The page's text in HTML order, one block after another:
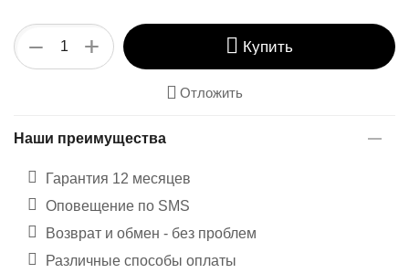
+
− Купить
Отложить
Наши преимущества
Гарантия 12 месяцев
Оповещение по SMS
Возврат и обмен - без проблем
Различные способы оплаты